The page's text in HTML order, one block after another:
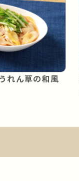
れん草の和風